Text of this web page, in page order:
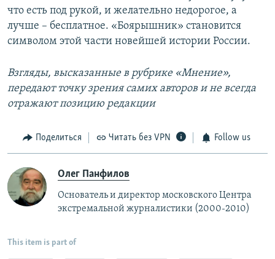
что есть под рукой, и желательно недорогое, а
лучше – бесплатное. «Боярышник» становится
символом этой части новейшей истории России.
Взгляды, высказанные в рубрике «Мнение»,
передают точку зрения самих авторов и не всегда
отражают позицию редакции
Поделиться Читать без VPN Follow us
Олег Панфилов
Основатель и директор московского Центра
экстремальной журналистики (2000-2010)
This item is part of